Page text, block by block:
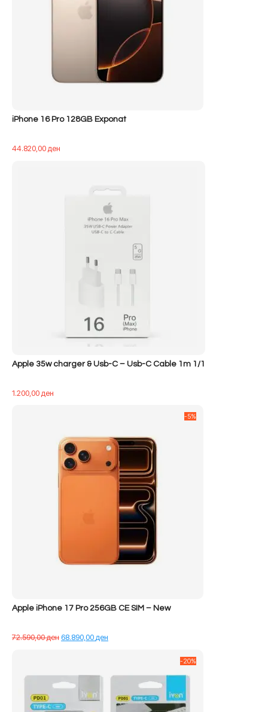
iPhone 16 Pro 128GB Exponat
44.820,00ден
Apple 35w charger & Usb-C – Usb-C Cable 1m 1/1
1.200,00ден
Apple iPhone 17 Pro 256GB CE SIM – New
72.590,00денÇmimi
68.890,00ден
68.890,00 ден.
-5%
-20%